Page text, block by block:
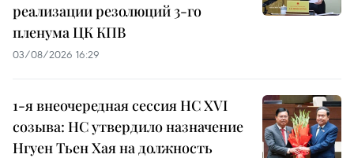
реализации резолюций 3-го
пленума ЦК КПВ
03/08/2026 16:29
1-я внеочередная сессия НС XVI
созыва: НС утвердило назначение
Нгуен Тьен Хая на должность